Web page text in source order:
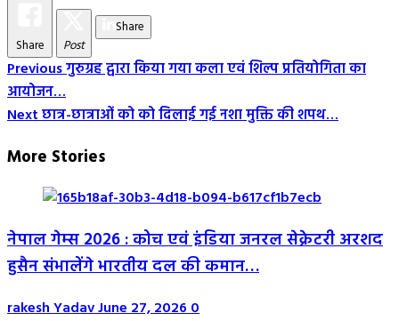
Share Post
Share
Post
Navigation
Previousगुरुग्रह द्वारा किया गया कला एवं शिल्प प्रतियोगिता का
आयोजन…
Nextछात्र-छात्राओं को को दिलाई गई नशा मुक्ति की शपथ…
More Stories
नेपाल गेम्स 2026 : कोच एवं इंडिया जनरल सेक्रेटरी अरशद
हुसैन संभालेंगे भारतीय दल की कमान…
rakesh YadavJune 27, 20260